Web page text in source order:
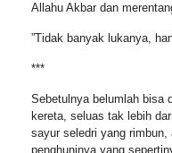
Allahu Akbar dan
”Tidak banyak lukanya,
***
Sebetulnya belumlah bisa
kereta, seluas tak lebih
sayur seledri yang
penghuninya yang